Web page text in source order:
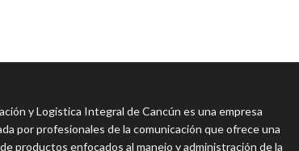
y Logística Integral de Cancún es una empresa
por profesionales de la comunicación que ofrece una
productos enfocados al manejo y administración de la